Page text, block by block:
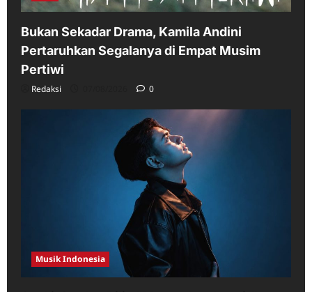
Bukan Sekadar Drama, Kamila Andini
Pertaruhkan Segalanya di Empat Musim
Pertiwi
Redaksi 0
Musik Indonesia